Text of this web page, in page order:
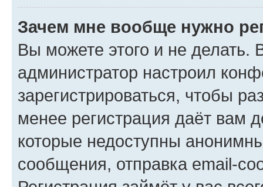
Зачем мне вообще нужно
Вы можете этого и не делать.
администратор настроил
зарегистрироваться, чтобы
менее регистрация даёт вам
которые недоступны
сообщения, отправка email-